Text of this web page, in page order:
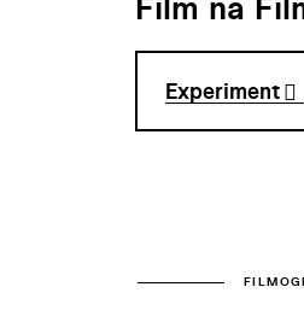
Experiment